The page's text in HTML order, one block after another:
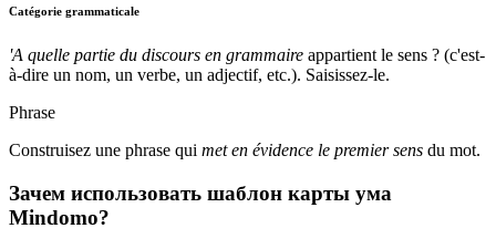
Catégorie grammaticale
'A quelle partie du discours en grammaire appartient le sens ? (c'est-
à-dire un nom, un verbe, un adjectif, etc.). Saisissez-le.
Phrase
Construisez une phrase qui met en évidence le premier sens du mot.
Зачем использовать шаблон карты ума
Mindomo?